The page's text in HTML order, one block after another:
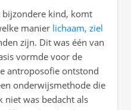
kind, komt
manier lichaam, ziel
zijn. Dit was één van
vormde voor de
antroposofie ontstond
onderwijsmethode die
was bedacht als